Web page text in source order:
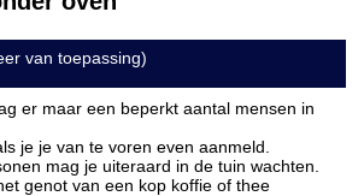
van toepassing)
er maar een beperkt aantal mensen in
je je van te voren even aanmeld.
mag je uiteraard in de tuin wachten.
genot van een kop koffie of thee